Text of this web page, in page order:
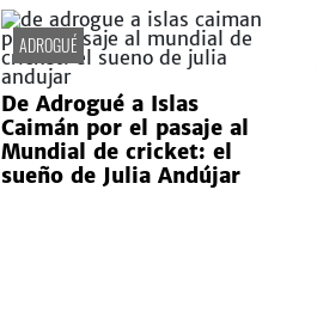
ADROGUÉ
De Adrogué a Islas
Caimán por el pasaje al
Mundial de cricket: el
sueño de Julia Andújar